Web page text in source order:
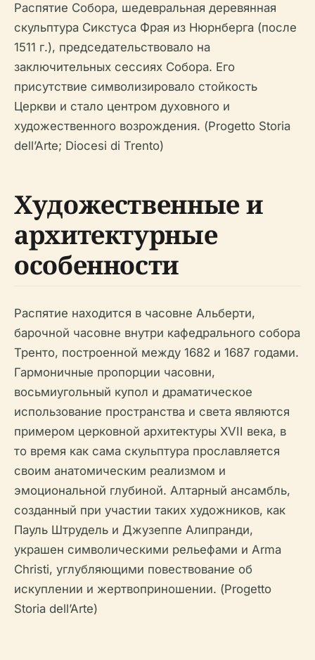
Распятие Собора, шедевральная деревянная
скульптура Сикстуса Фрая из Нюрнберга (после
1511 г.), председательствовало на
заключительных сессиях Собора. Его
присутствие символизировало стойкость
Церкви и стало центром духовного и
художественного возрождения. (Progetto Storia
dell’Arte; Diocesi di Trento)
Художественные и
архитектурные
особенности
Распятие находится в часовне Альберти,
барочной часовне внутри кафедрального собора
Тренто, построенной между 1682 и 1687 годами.
Гармоничные пропорции часовни,
восьмиугольный купол и драматическое
использование пространства и света являются
примером церковной архитектуры XVII века, в
то время как сама скульптура прославляется
своим анатомическим реализмом и
эмоциональной глубиной. Алтарный ансамбль,
созданный при участии таких художников, как
Пауль Штрудель и Джузеппе Алипранди,
украшен символическими рельефами и Arma
Christi, углубляющими повествование об
искуплении и жертвоприношении. (Progetto
Storia dell’Arte)